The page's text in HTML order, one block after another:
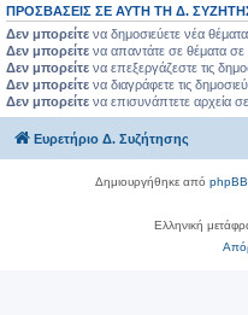
ΠΡΟΣΒΆΣΕΙΣ ΣΕ ΑΥΤΉ ΤΗ Δ.
Δεν μπορείτε να δημοσιεύετε νέα
Δεν μπορείτε να απαντάτε σε θέματα
Δεν μπορείτε να επεξεργάζεστε τις
Δεν μπορείτε να διαγράφετε τις
Δεν μπορείτε να επισυνάπτετε αρχεία
Ευρετήριο Δ. Συζήτησης
Δημιουργήθηκε από phpBB
Ελληνική